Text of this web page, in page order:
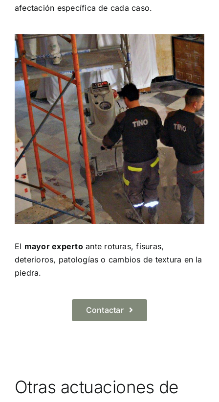
afectación específica de cada caso.
El mayor expertoante roturas, fisuras,
deterioros, patologías o cambios de textura en la
piedra.
Contactar
Otras actuaciones de